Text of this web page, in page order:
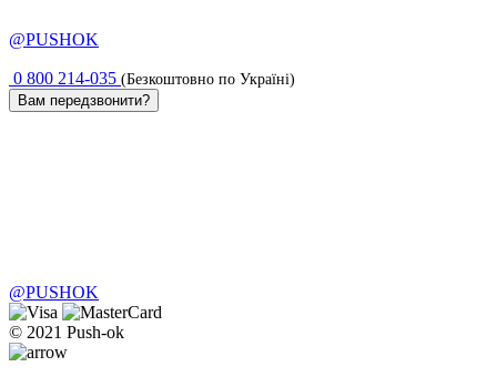
@PUSHOK
0 800 214-035 (Безкоштовно по Україні)
Вам передзвонити?
@PUSHOK
© 2021 Push-ok